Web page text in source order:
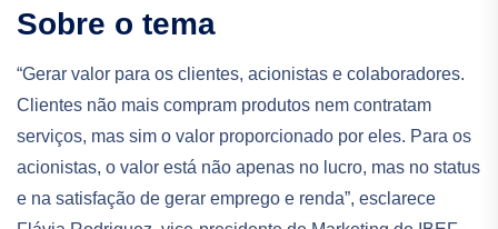
Sobre o tema
“Gerar valor para os clientes, acionistas e colaboradores.
Clientes não mais compram produtos nem contratam
serviços, mas sim o valor proporcionado por eles. Para os
acionistas, o valor está não apenas no lucro, mas no status
e na satisfação de gerar emprego e renda”, esclarece